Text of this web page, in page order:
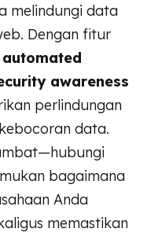
melindungi data
Dengan fitur
automated
awareness
perlindungan
data.
bagaimana
Anda
memastikan